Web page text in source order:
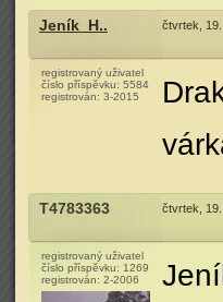
Jeník_H.. čtvrtek,
registrovaný uživatel
číslo příspěvku: 5584
registrován: 3-2015
T4783363 čtvrtek,
registrovaný uživatel
číslo příspěvku: 1269
registrován: 2-2006